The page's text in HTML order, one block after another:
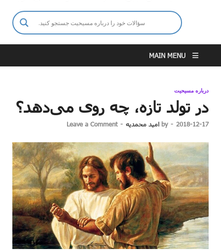
MAIN MENU
درباره مسیحیت
در تولد تازه، چه روی می‌دهد؟
2018-12-17
-
by امید محمدیه -
Leave a Comment